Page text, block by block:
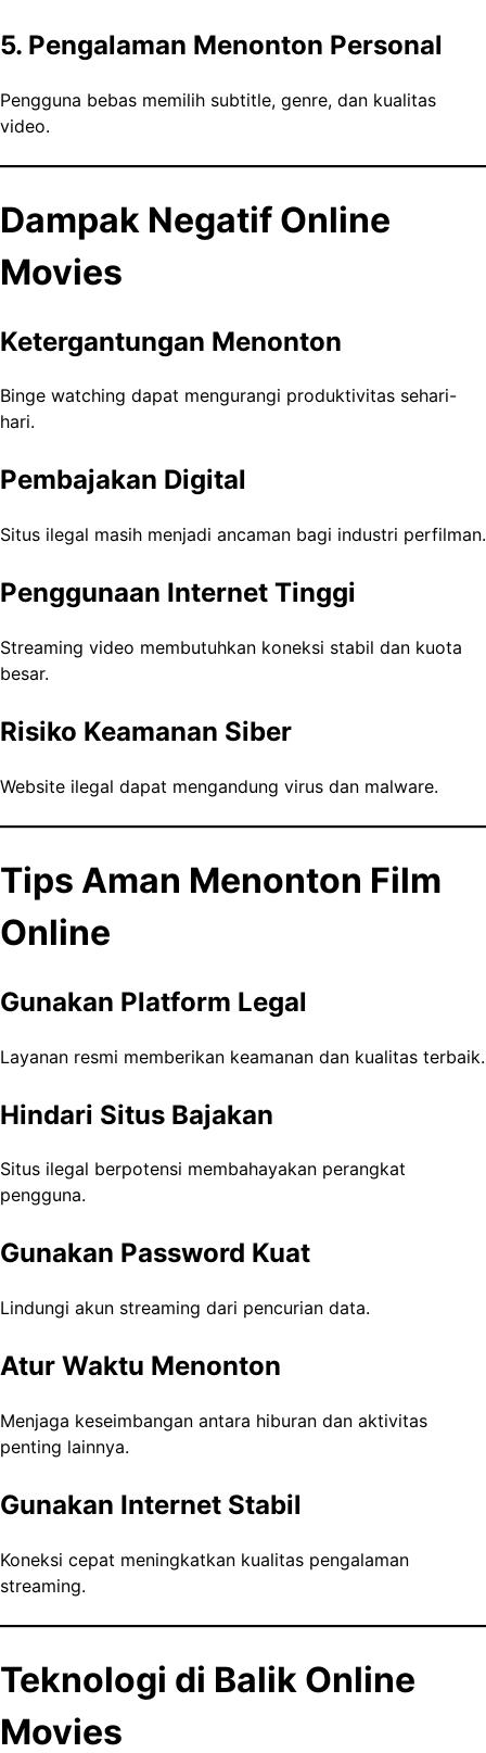
5. Pengalaman Menonton Personal
Pengguna bebas memilih subtitle, genre, dan kualitas
video.
Dampak Negatif Online
Movies
Ketergantungan Menonton
Binge watching dapat mengurangi produktivitas sehari-
hari.
Pembajakan Digital
Situs ilegal masih menjadi ancaman bagi industri perfilman.
Penggunaan Internet Tinggi
Streaming video membutuhkan koneksi stabil dan kuota
besar.
Risiko Keamanan Siber
Website ilegal dapat mengandung virus dan malware.
Tips Aman Menonton Film
Online
Gunakan Platform Legal
Layanan resmi memberikan keamanan dan kualitas terbaik.
Hindari Situs Bajakan
Situs ilegal berpotensi membahayakan perangkat
pengguna.
Gunakan Password Kuat
Lindungi akun streaming dari pencurian data.
Atur Waktu Menonton
Menjaga keseimbangan antara hiburan dan aktivitas
penting lainnya.
Gunakan Internet Stabil
Koneksi cepat meningkatkan kualitas pengalaman
streaming.
Teknologi di Balik Online
Movies